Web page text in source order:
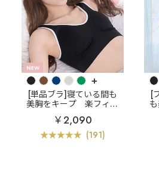
+
[単品ブラ]寝ている間も
美胸をキープ
楽フィッ
ト 夢ごこち ナイトブラ
単品ブラジャー
￥2,090
(191)
[